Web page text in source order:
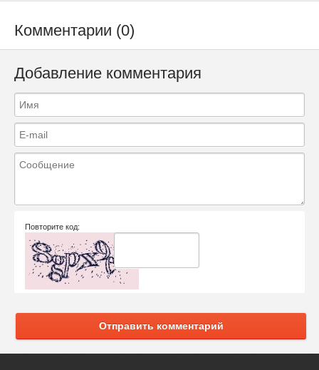
Комментарии (0)
Добавление комментария
Повторите код:
Отправить комментарий